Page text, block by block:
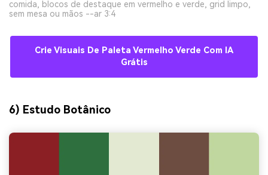
comida, blocos de destaque em vermelho e verde, grid limpo,
sem mesa ou mãos --ar 3:4
Crie Visuais De Paleta Vermelho Verde Com IA
Grátis
6) Estudo Botânico